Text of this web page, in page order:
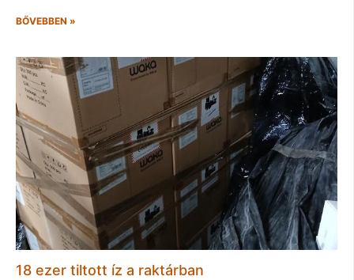
BŐVEBBEN »
18 ezer tiltott íz a raktárban